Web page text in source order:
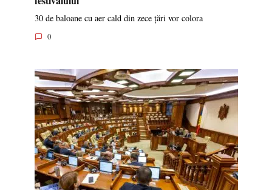
30 de baloane cu aer cald din zece țări vor colora
0